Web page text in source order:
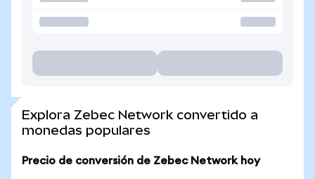
Explora Zebec Network convertido a
monedas populares
Precio de conversión de Zebec Network hoy